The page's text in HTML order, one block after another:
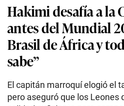
Hakimi desafía a la
antes del Mundial
Brasil de África y
sabe”
El capitán marroquí elogió el
pero aseguró que los Leones